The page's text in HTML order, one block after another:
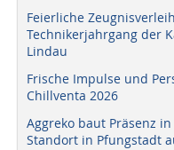
Feierliche
Technikerjahrgang der
Lindau
Frische Impulse und
Chillventa 2026
Aggreko baut Präsenz
Standort in Pfungstadt